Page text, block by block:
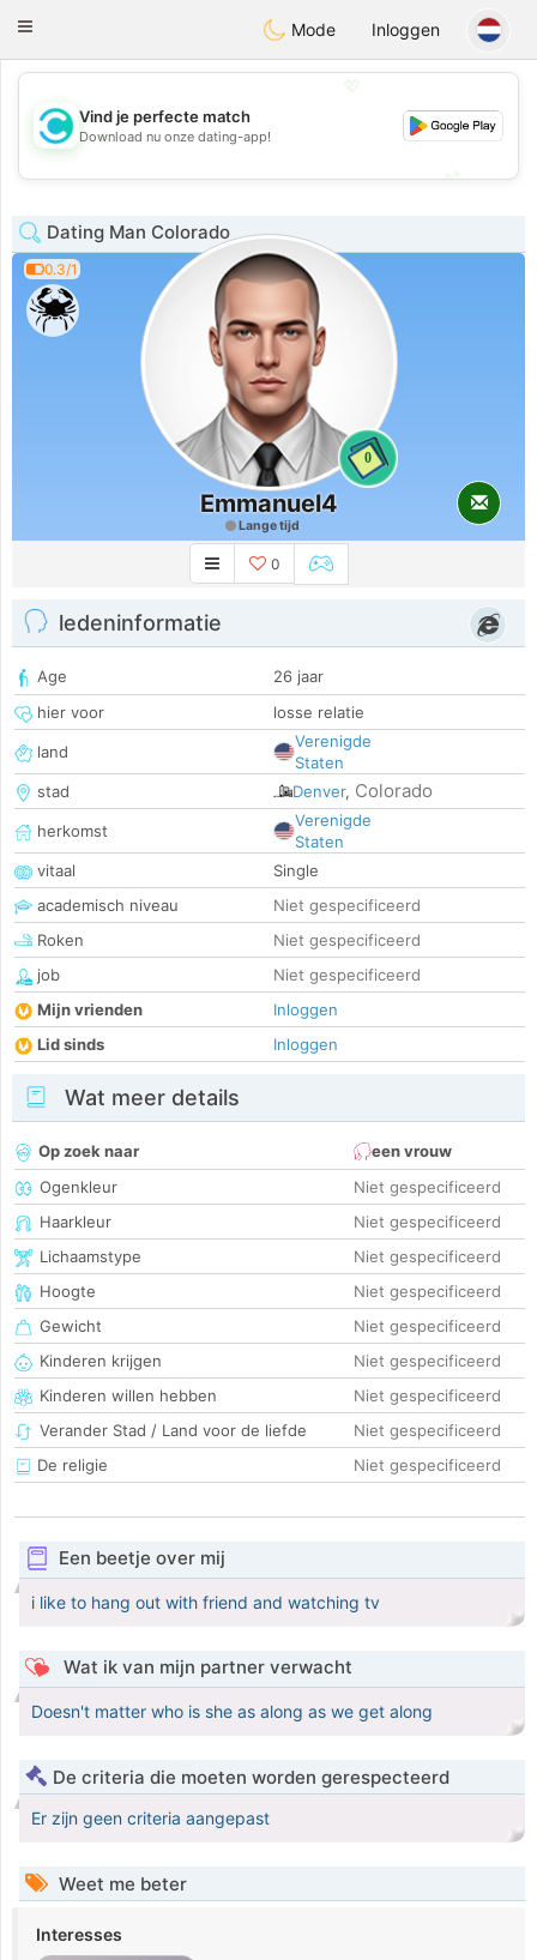
olombiaCitas
Toggle
Mode Inloggen
💖
💕
Vind je perfecte match
Download nu onze dating-app!
Dating Man Colorado
0.3/1
0
Emmanuel4
Lange tijd
0
ledeninformatie
Age
26 jaar
hier voor
losse relatie
land
Verenigde
Staten
stad
Denver, Colorado
herkomst
Verenigde
Staten
vitaal
Single
academisch niveau
Niet gespecificeerd
Roken
Niet gespecificeerd
job
Niet gespecificeerd
Mijn vrienden
Inloggen
Lid sinds
Inloggen
Wat meer details
Op zoek naar
een vrouw
Ogenkleur
Niet gespecificeerd
Haarkleur
Niet gespecificeerd
Lichaamstype
Niet gespecificeerd
Hoogte
Niet gespecificeerd
Gewicht
Niet gespecificeerd
Kinderen krijgen
Niet gespecificeerd
Kinderen willen hebben
Niet gespecificeerd
Verander Stad / Land voor de liefde
Niet gespecificeerd
De religie
Niet gespecificeerd
Een beetje over mij
i like to hang out with friend and watching tv
Wat ik van mijn partner verwacht
Doesn't matter who is she as along as we get along
De criteria die moeten worden gerespecteerd
Er zijn geen criteria aangepast
Weet me beter
Interesses